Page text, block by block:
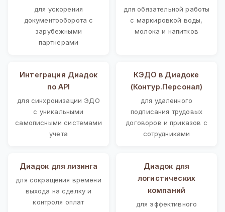
для ускорения
документооборота с
зарубежными
партнерами
для обязательной работы
с маркировкой воды,
молока и напитков
Интеграция Диадок
по API
для синхронизации ЭДО
с уникальными
самописными системами
учета
КЭДО в Диадоке
(Контур.Персонал)
для удаленного
подписания трудовых
договоров и приказов с
сотрудниками
Диадок для лизинга
для сокращения времени
выхода на сделку и
контроля оплат
Диадок для
логистических
компаний
для эффективного